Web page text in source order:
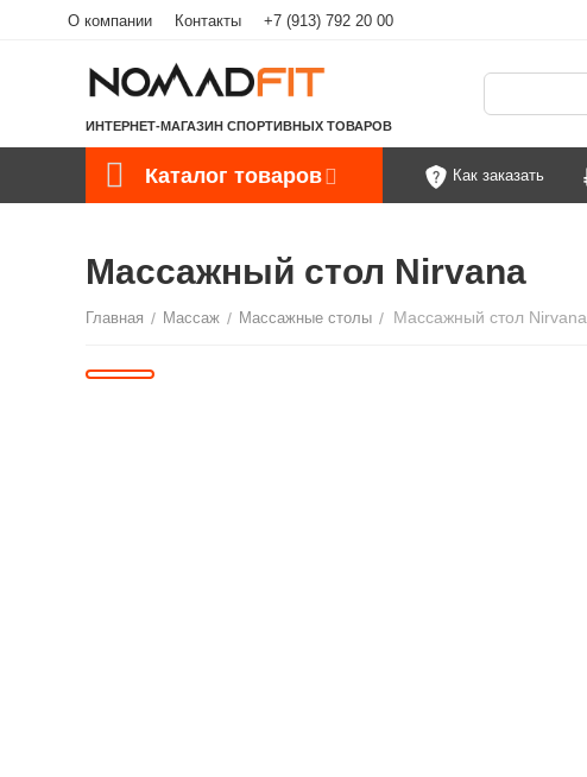
О компании Контакты +7 (913) 792 20 00
ИНТЕРНЕТ-МАГАЗИН СПОРТИВНЫХ ТОВАРОВ
Каталог товаров Как заказать
Массажный стол Nirvana
Главная / Массаж / Массажные столы / Массажный стол Nirvana